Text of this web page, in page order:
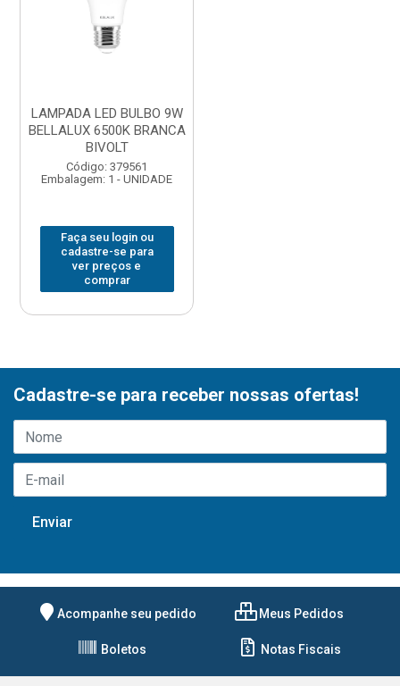
LAMPADA LED BULBO 9W
BELLALUX 6500K BRANCA
BIVOLT
Código: 379561
Embalagem: 1 - UNIDADE
Faça seu login ou
cadastre-se para
ver preços e
comprar
Cadastre-se para receber nossas ofertas!
Acompanhe seu pedido Meus Pedidos
Boletos Notas Fiscais